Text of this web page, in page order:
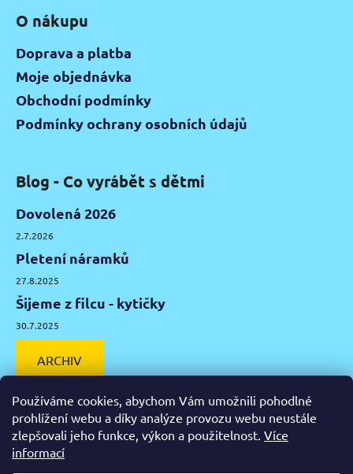
Používáme cookies, abychom Vám umožnili pohodlné
prohlížení webu a díky analýze provozu webu neustále
zlepšovali jeho funkce, výkon a použitelnost. Více
informací
O nákupu
Doprava a platba
Moje objednávka
Obchodní podmínky
Podmínky ochrany osobních údajů
Blog - Co vyrábět s dětmi
Dovolená 2026
2.7.2026
Pletení náramků
27.8.2025
Šijeme z filcu - kytičky
30.7.2025
ARCHIV
Facebook